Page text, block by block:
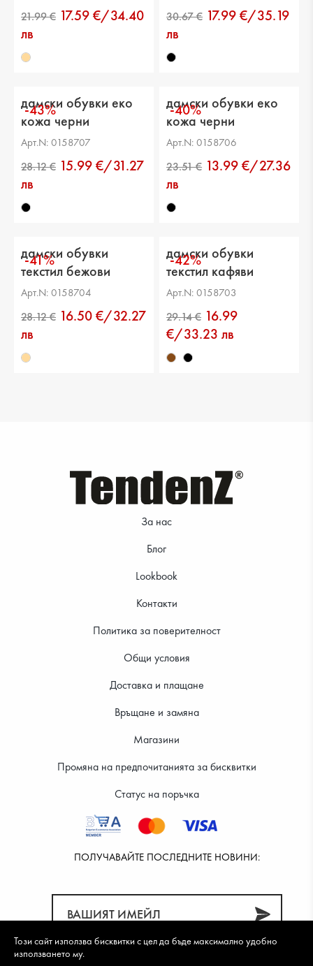
21.99 €
17.59 €/34.40
лв
30.67 €
17.99 €/35.19
лв
-43%
дамски обувки еко
кожа черни
Арт.N: 0158707
15.99 €/31.27
лв
-40%
дамски обувки еко
кожа черни
Арт.N: 0158706
13.99 €/27.36
лв
-41%
дамски обувки
текстил бежови
Арт.N: 0158704
16.50 €/32.27
лв
-42%
дамски обувки
текстил кафяви
Арт.N: 0158703
16.99
€/33.23 лв
За нас
Блог
Lookbook
Контакти
Политика за поверителност
Общи условия
Доставка и плащане
Връщане и замяна
Магазини
Промяна на предпочитанията за бисквитки
Статус на поръчка
ПОЛУЧАВАЙТЕ ПОСЛЕДНИТЕ НОВИНИ:
Този сайт използва бисквитки с цел да бъде максимално удобно
използването му.